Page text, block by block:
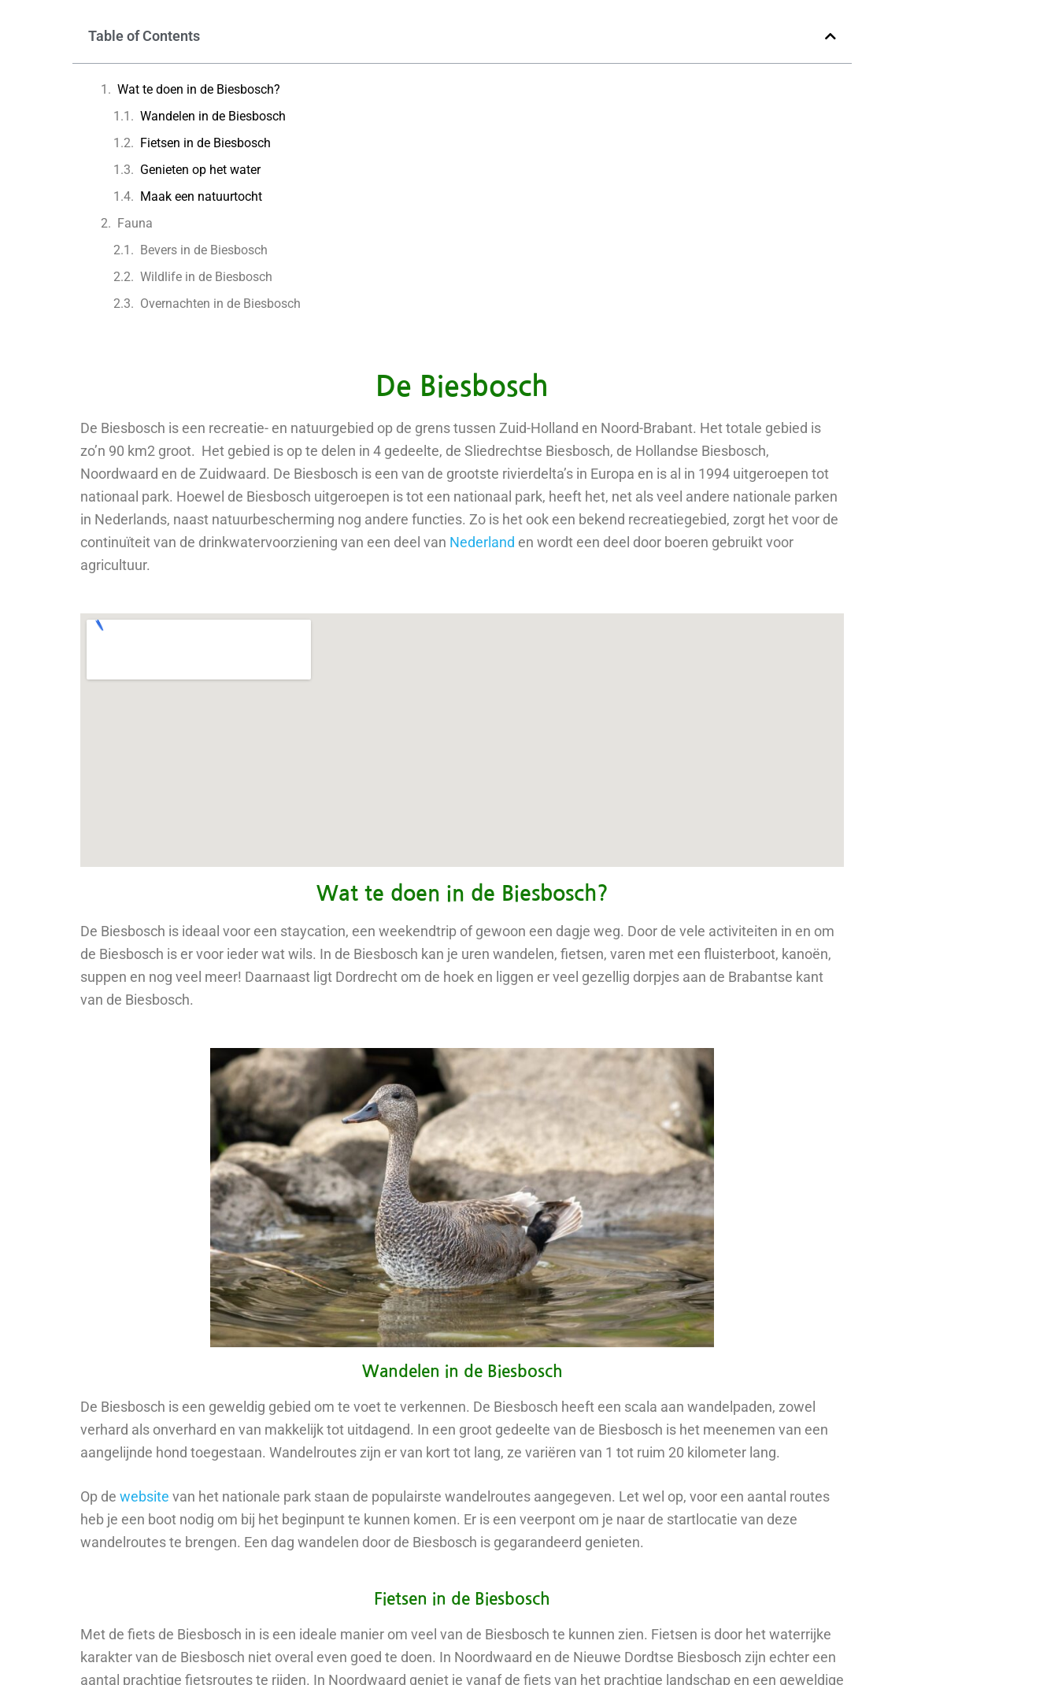
Table of Contents
Wat te doen in de Biesbosch?
Wandelen in de Biesbosch
Fietsen in de Biesbosch
Genieten op het water
Maak een natuurtocht
Fauna
Bevers in de Biesbosch
Wildlife in de Biesbosch
Overnachten in de Biesbosch
De Biesbosch
De Biesbosch is een recreatie- en natuurgebied op de grens tussen Zuid-Holland en Noord-Brabant. Het totale gebied is
zo’n 90 km2 groot. Het gebied is op te delen in 4 gedeelte, de Sliedrechtse Biesbosch, de Hollandse Biesbosch,
Noordwaard en de Zuidwaard. De Biesbosch is een van de grootste rivierdelta’s in Europa en is al in 1994 uitgeroepen tot
nationaal park. Hoewel de Biesbosch uitgeroepen is tot een nationaal park, heeft het, net als veel andere nationale parken
in Nederlands, naast natuurbescherming nog andere functies. Zo is het ook een bekend recreatiegebied, zorgt het voor de
continuïteit van de drinkwatervoorziening van een deel van Nederland en wordt een deel door boeren gebruikt voor
agricultuur.
Wat te doen in de Biesbosch?
De Biesbosch is ideaal voor een staycation, een weekendtrip of gewoon een dagje weg. Door de vele activiteiten in en om
de Biesbosch is er voor ieder wat wils. In de Biesbosch kan je uren wandelen, fietsen, varen met een fluisterboot, kanoën,
suppen en nog veel meer! Daarnaast ligt Dordrecht om de hoek en liggen er veel gezellig dorpjes aan de Brabantse kant
van de Biesbosch.
Wandelen in de Biesbosch
De Biesbosch is een geweldig gebied om te voet te verkennen. De Biesbosch heeft een scala aan wandelpaden, zowel
verhard als onverhard en van makkelijk tot uitdagend. In een groot gedeelte van de Biesbosch is het meenemen van een
aangelijnde hond toegestaan. Wandelroutes zijn er van kort tot lang, ze variëren van 1 tot ruim 20 kilometer lang.
Op de website van het nationale park staan de populairste wandelroutes aangegeven. Let wel op, voor een aantal routes
heb je een boot nodig om bij het beginpunt te kunnen komen. Er is een veerpont om je naar de startlocatie van deze
wandelroutes te brengen. Een dag wandelen door de Biesbosch is gegarandeerd genieten.
Fietsen in de Biesbosch
Met de fiets de Biesbosch in is een ideale manier om veel van de Biesbosch te kunnen zien. Fietsen is door het waterrijke
karakter van de Biesbosch niet overal even goed te doen. In Noordwaard en de Nieuwe Dordtse Biesbosch zijn echter een
aantal prachtige fietsroutes te rijden. In Noordwaard geniet je vanaf de fiets van het prachtige landschap en een geweldige